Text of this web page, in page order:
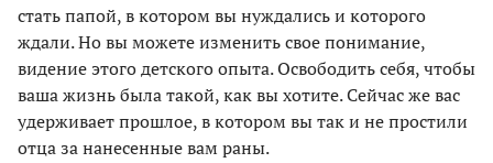
стать папой, в котором вы нуждались и которого
ждали. Но вы можете изменить свое понимание,
видение этого детского опыта. Освободить себя, чтобы
ваша жизнь была такой, как вы хотите. Сейчас же вас
удерживает прошлое, в котором вы так и не простили
отца за нанесенные вам раны.